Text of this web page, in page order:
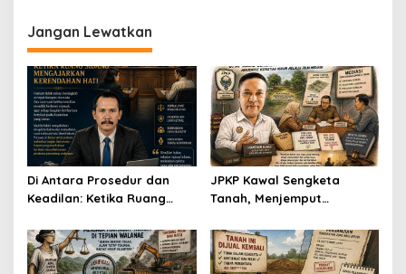
Jangan Lewatkan
Di Antara Prosedur dan
Keadilan: Ketika Ruang
Kerendahan Hati
JPKP Kawal Sengketa
Tanah, Menjemput
Jalan Mediasi